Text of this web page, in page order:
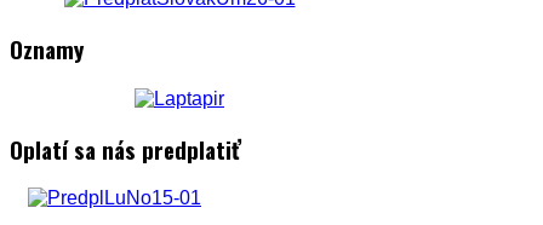
Oznamy
Oplatí sa nás predplatiť